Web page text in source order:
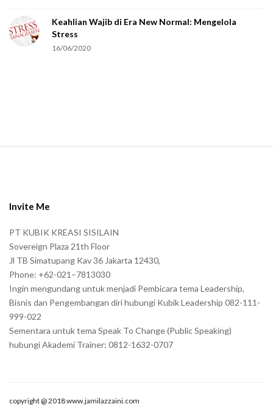
Keahlian Wajib di Era New Normal: Mengelola
Stress
16/06/2020
Invite Me
PT KUBIK KREASI SISILAIN
Sovereign Plaza 21th Floor
Jl TB Simatupang Kav 36 Jakarta 12430,
Phone: +62-021–7813030
Ingin mengundang untuk menjadi Pembicara tema Leadership,
Bisnis dan Pengembangan diri hubungi Kubik Leadership 082-111-
999-022
Sementara untuk tema Speak To Change (Public Speaking)
hubungi Akademi Trainer: 0812-1632-0707
copyright @ 2018 www.jamilazzaini.com